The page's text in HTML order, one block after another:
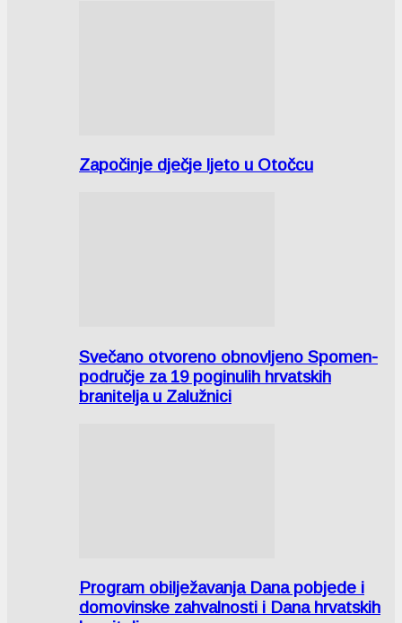
Započinje dječje ljeto u Otočcu
Svečano otvoreno obnovljeno Spomen-
područje za 19 poginulih hrvatskih
branitelja u Zalužnici
Program obilježavanja Dana pobjede i
domovinske zahvalnosti i Dana hrvatskih